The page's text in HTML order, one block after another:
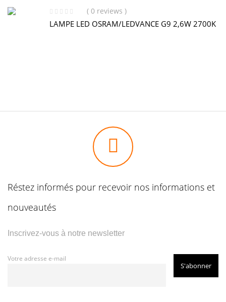
( 0 reviews )
LAMPE LED OSRAM/LEDVANCE G9 2,6W 2700K
Réstez informés pour recevoir nos informations et
nouveautés
Inscrivez-vous à notre newsletter
Votre adresse e-mail